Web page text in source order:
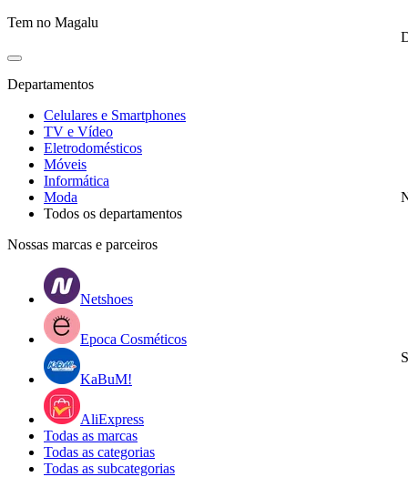
Tem no Magalu
Departamentos
Celulares e Smartphones
TV e Vídeo
Eletrodomésticos
Móveis
Informática
Moda
Todos os departamentos
Nossas marcas e parceiros
Netshoes
Epoca Cosméticos
KaBuM!
AliExpress
Todas as marcas
Todas as categorias
Todas as subcategorias